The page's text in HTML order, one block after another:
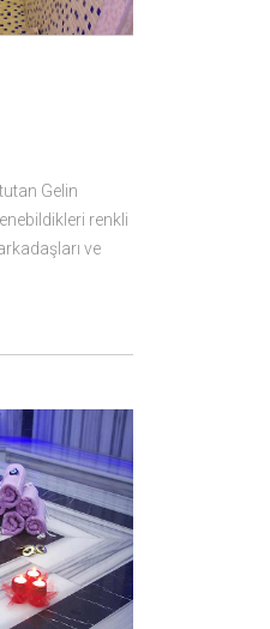
Gelin
renkli
ve